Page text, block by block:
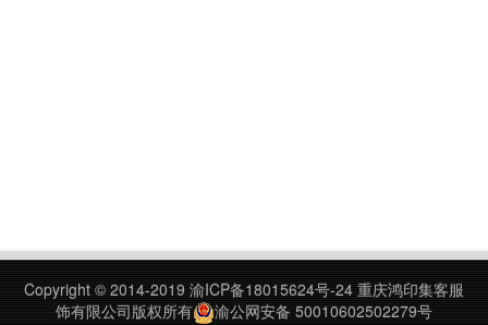
Copyright © 2014-2019 渝ICP备18015624号-24 重庆鸿印集客服
饰有限公司版权所有
渝公网安备 50010602502279号